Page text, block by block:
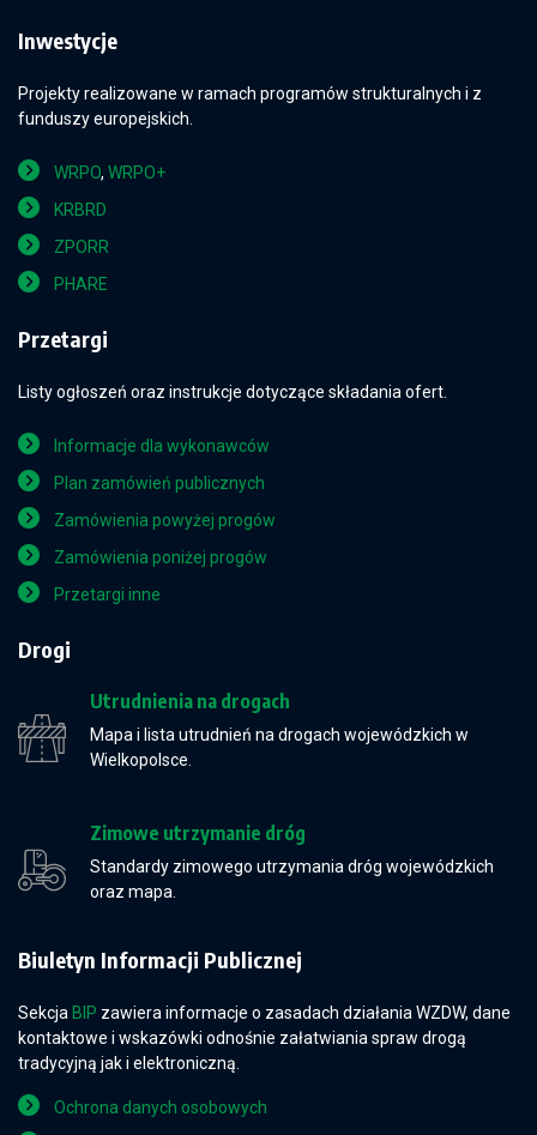
Inwestycje
Projekty realizowane w ramach programów strukturalnych i z
funduszy europejskich.
WRPO, WRPO+
KRBRD
ZPORR
PHARE
Przetargi
Listy ogłoszeń oraz instrukcje dotyczące składania ofert.
Informacje dla wykonawców
Plan zamówień publicznych
Zamówienia powyżej progów
Zamówienia poniżej progów
Przetargi inne
Drogi
Utrudnienia na drogach
Mapa i lista utrudnień na drogach wojewódzkich w
Wielkopolsce.
Zimowe utrzymanie dróg
Standardy zimowego utrzymania dróg wojewódzkich
oraz mapa.
Biuletyn Informacji Publicznej
Sekcja BIP zawiera informacje o zasadach działania WZDW, dane
kontaktowe i wskazówki odnośnie załatwiania spraw drogą
tradycyjną jak i elektroniczną.
Ochrona danych osobowych